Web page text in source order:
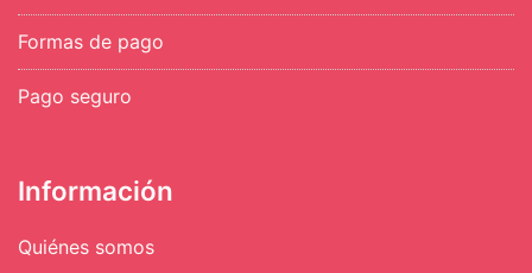
Formas de pago
Pago seguro
Información
Quiénes somos